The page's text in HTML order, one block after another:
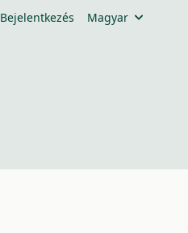
Bejelentkezés Magyar